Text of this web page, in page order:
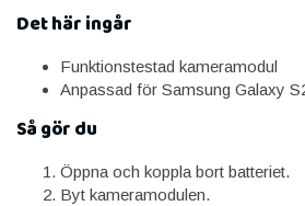
Det här ingår
Funktionstestad kameramodul
Anpassad för Samsung Galaxy
Så gör du
Öppna och koppla bort batteriet.
Byt kameramodulen.